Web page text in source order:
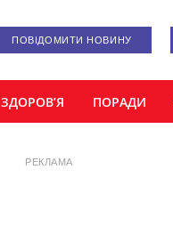
ПОВІДОМИТИ НОВИНУ
ЗДОРОВ’Я ПОРАДИ
РЕКЛАМА